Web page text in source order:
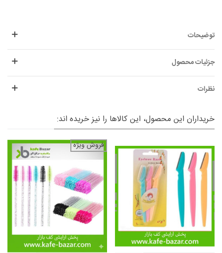
توضیحات
جزئیات محصول
نظرات
خریداران این محصول، این کالاها را نیز خریده اند:
فروش ویژه